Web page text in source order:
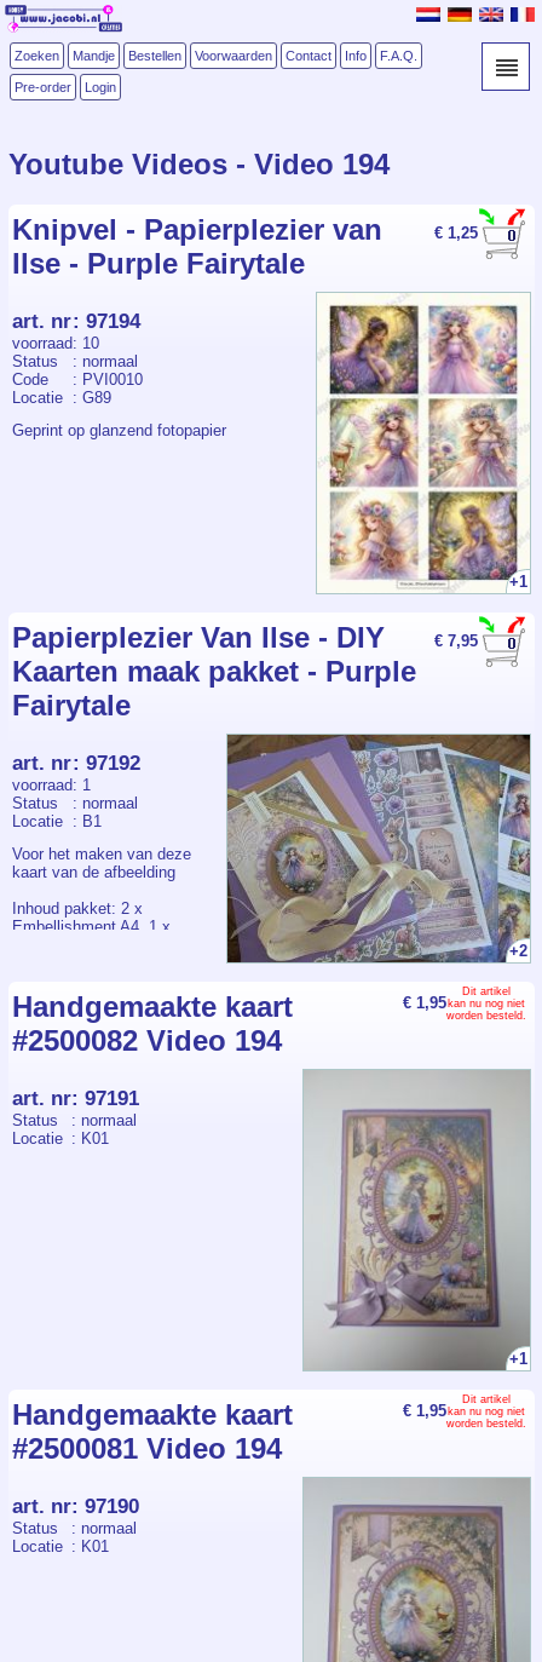
Zoeken Mandje Bestellen Voorwaarden Contact Info F.A.Q.
Pre-order Login
Youtube Videos - Video 194
€ 1,25
Knipvel - Papierplezier van
Ilse - Purple Fairytale
+1
art. nr: 97194
voorraad: 10
Status
: normaal
Code
: PVI0010
Locatie : G89
Geprint op glanzend fotopapier
€ 7,95
Papierplezier Van Ilse - DIY
Kaarten maak pakket - Purple
Fairytale
+2
art. nr: 97192
voorraad: 1
Status
: normaal
Locatie : B1
Voor het maken van deze
kaart van de afbeelding
Inhoud pakket: 2 x
Embellishment A4, 1 x
onderdelen.
Zelf toevoegen lijm,
spetterverf en
basisbenodigdheden
€ 1,95
Dit artikel
kan nu nog niet
worden besteld.
Handgemaakte kaart
#2500082 Video 194
+1
art. nr: 97191
Status
: normaal
Locatie : K01
€ 1,95
Dit artikel
kan nu nog niet
worden besteld.
Handgemaakte kaart
#2500081 Video 194
art. nr: 97190
Status
: normaal
Locatie : K01